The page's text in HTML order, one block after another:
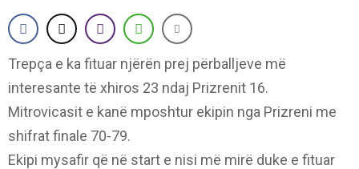
Trepça e ka fituar njërën prej përballjeve më
interesante të xhiros 23 ndaj Prizrenit 16.
Mitrovicasit e kanë mposhtur ekipin nga Prizreni me
shifrat finale 70-79.
Ekipi mysafir që në start e nisi më mirë duke e fituar